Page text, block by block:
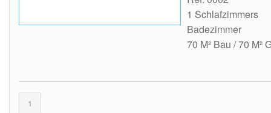
1 Schlafzimmers
Badezimmer
70 M² Bau / 70 M²
1